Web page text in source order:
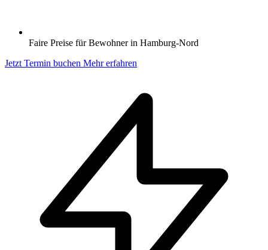
Faire Preise für Bewohner in Hamburg-Nord
Jetzt Termin buchen Mehr erfahren